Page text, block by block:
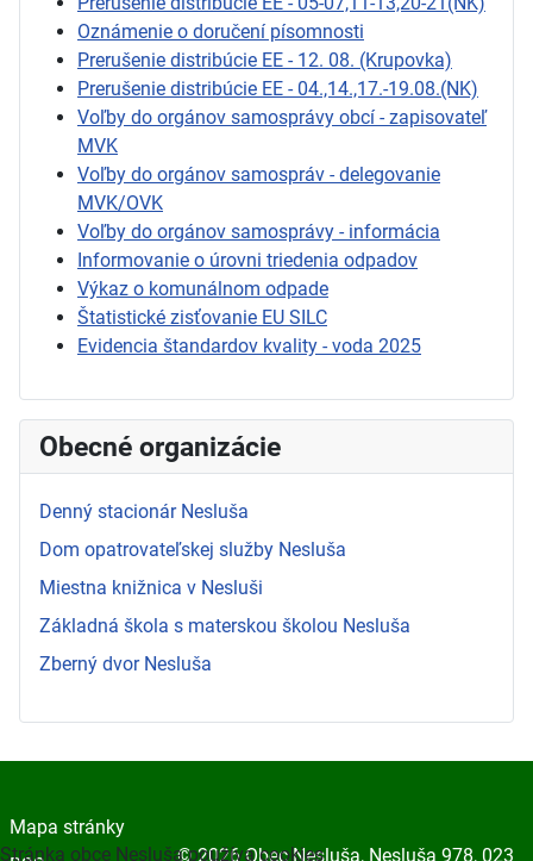
Oznámenie o doručení písomnosti
Prerušenie distribúcie EE - 12. 08. (Krupovka)
Prerušenie distribúcie EE - 04.,14.,17.-19.08.(NK)
Voľby do orgánov samosprávy obcí - zapisovateľ
MVK
Voľby do orgánov samospráv - delegovanie
MVK/OVK
Voľby do orgánov samosprávy - informácia
Informovanie o úrovni triedenia odpadov
Výkaz o komunálnom odpade
Štatistické zisťovanie EU SILC
Evidencia štandardov kvality - voda 2025
Obecné organizácie
Denný stacionár Nesluša
Dom opatrovateľskej služby Nesluša
Miestna knižnica v Nesluši
Základná škola s materskou školou Nesluša
Zberný dvor Nesluša
Mapa stránky
© 2026 Obec Nesluša, Nesluša 978, 023
Stránka obce Nesluša používa cookies